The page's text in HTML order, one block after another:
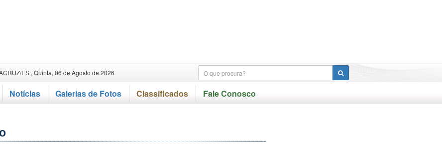
ES , Quinta, 06 de Agosto de 2026
Notícias Galerias de Fotos Classificados Fale Conosco